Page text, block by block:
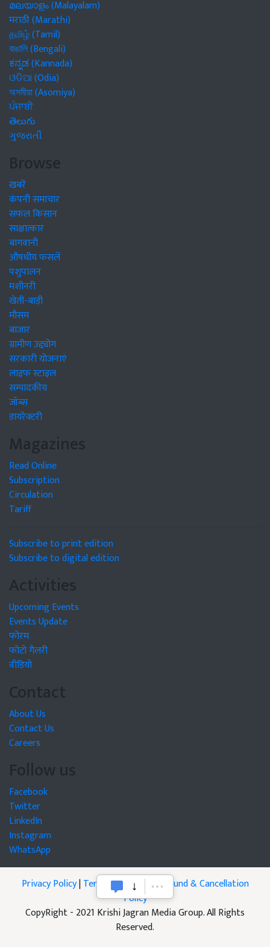
മലയാളം (Malayalam)
मराठी (Marathi)
தமிழ் (Tamil)
বাঙালি (Bengali)
ಕನ್ನಡ (Kannada)
ଓଡିଆ (Odia)
অসমীয়া (Asomiya)
ਪੰਜਾਬੀ
తెలుగు
ગુજરાતી
Browse
खबरें
कंपनी समाचार
सफल किसान
साक्षात्कार
बागवानी
औषधीय फसलें
पशुपालन
मशीनरी
खेती-बाड़ी
मौसम
बाजार
ग्रामीण उद्द्योग
सरकारी योजनाएं
लाइफ स्टाइल
सम्पादकीय
जॉब्स
डायरेक्टरी
Magazines
Read Online
Subscription
Circulation
Tariff
Subscribe to print edition
Subscribe to digital edition
Activities
Upcoming Events
Events Update
फोरम
फोटो गैलरी
वीडियो
Contact
About Us
Contact Us
Careers
Follow us
Facebook
Twitter
LinkedIn
Instagram
WhatsApp
Privacy Policy|Terms of Service|Refund & Cancellation
Policy
CopyRight - 2021 Krishi Jagran Media Group. All Rights
Reserved.